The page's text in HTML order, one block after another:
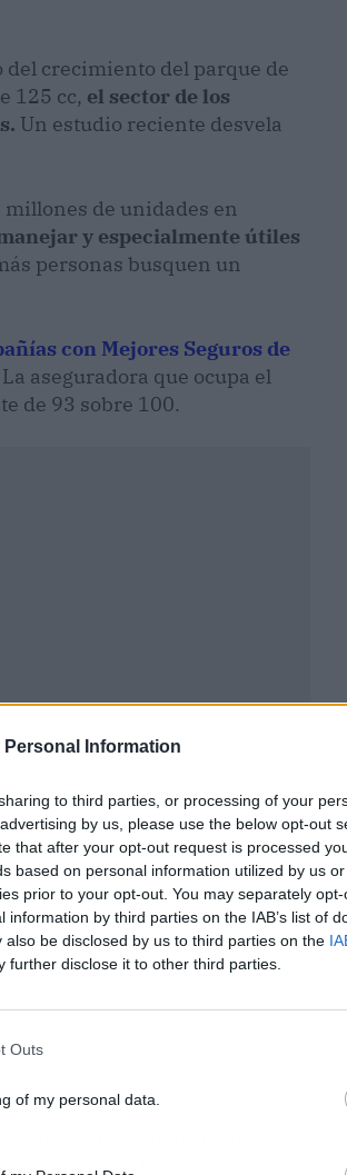
Personal Information
to third parties, or processing of your
by us, please use the below opt-out
that after your opt-out request is processed
based on personal information utilized by us
prior to your opt-out. You may separately
by third parties on the IAB’s list of
be disclosed by us to third parties on the
further disclose it to other third parties.
Outs
of my personal data.
crecimiento del parque de
125 cc, el sector de los
Un estudio reciente desvela
de unidades en
y especialmente útiles
personas busquen un
con Mejores Seguros de
aseguradora que ocupa el
de 93 sobre 100.
un servicio adaptado al
gracias a la colaboración